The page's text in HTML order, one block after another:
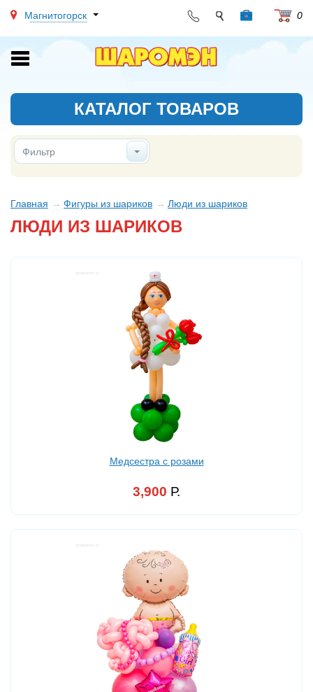
Магнитогорск 0
Toggle
navigation
КАТАЛОГ ТОВАРОВ
Фильтр
Главная Фигуры из шариков Люди из шариков
ЛЮДИ ИЗ ШАРИКОВ
Медсестра с розами
3,900 Р.